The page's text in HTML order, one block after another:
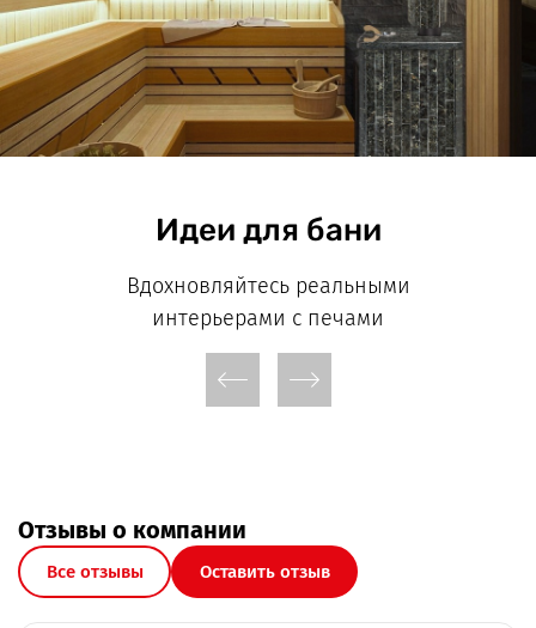
Идеи для бани
Вдохновляйтесь реальными
интерьерами с печами
Отзывы о компании
Все отзывы Оставить отзыв